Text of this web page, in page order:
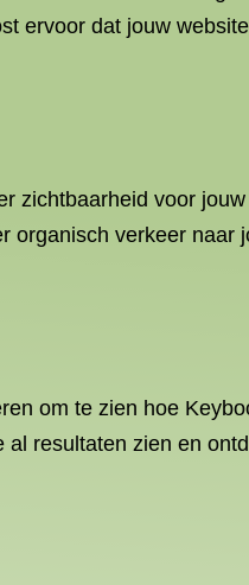
ervoor dat jouw
zichtbaarheid voor
organisch verkeer naar
om te zien hoe
resultaten zien en